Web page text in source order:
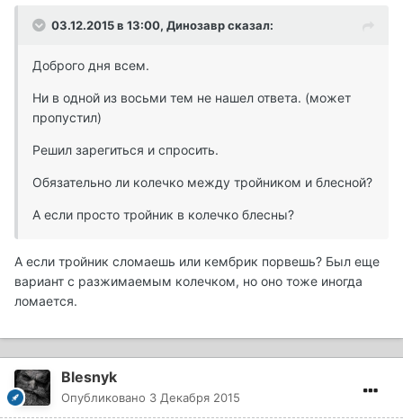
03.12.2015 в 13:00, Динозавр сказал:
Доброго дня всем.
Ни в одной из восьми тем не нашел ответа. (может
пропустил)
Решил зарегиться и спросить.
Обязательно ли колечко между тройником и блесной?
А если просто тройник в колечко блесны?
А если тройник сломаешь или кембрик порвешь? Был еще
вариант с разжимаемым колечком, но оно тоже иногда
ломается.
Blesnyk
Опубликовано 3 Декабря 2015